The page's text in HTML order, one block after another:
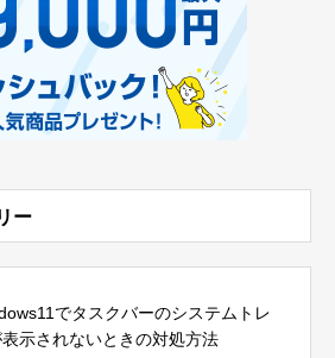
ー
でタスクバーのシステムトレ
示されないときの対処方法